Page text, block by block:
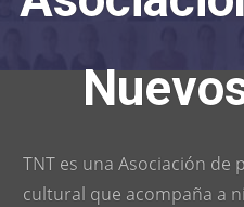
TNT es una Asociación
cultural que acompaña a